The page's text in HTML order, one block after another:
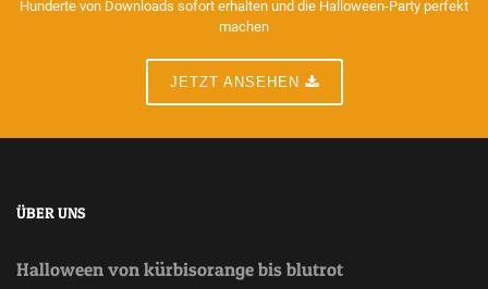
Hunderte von Downloads sofort erhalten und die Halloween-Party perfekt
machen
JETZT ANSEHEN
ÜBER UNS
Halloween von kürbisorange bis blutrot